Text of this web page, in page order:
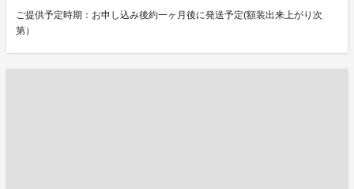
ご提供予定時期：お申し込み後約一ヶ月後に発送予定(額装出来上がり次
第）